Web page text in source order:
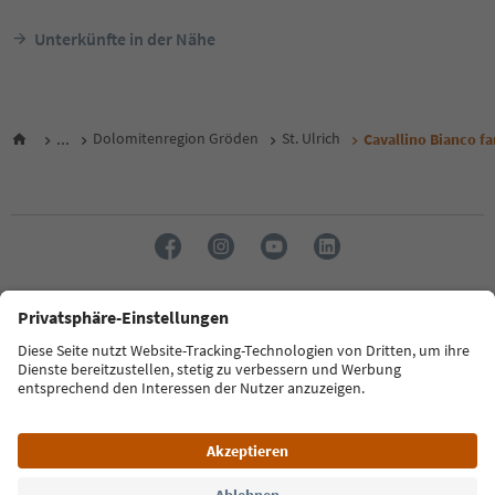
Unterkünfte in der Nähe
... Dolomitenregion Gröden St. Ulrich Cavallino Bianco
Sprache: Deutsch
FAQ Kontakt Presse MICE Datenschutzerklärung
Zugänglichkeitserklärung